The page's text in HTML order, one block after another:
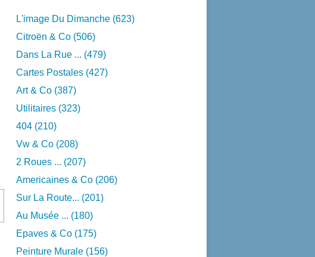
L'image Du Dimanche (623)
Citroën & Co (506)
Dans La Rue ... (479)
Cartes Postales (427)
Art & Co (387)
Utilitaires (323)
404 (210)
Vw & Co (208)
2 Roues ... (207)
Americaines & Co (206)
Sur La Route... (201)
Au Musée ... (180)
Epaves & Co (175)
Peinture Murale (156)